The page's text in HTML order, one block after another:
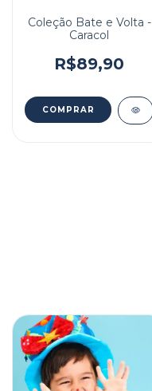
Coleção Bate e Volta -
Caracol
R$89,90